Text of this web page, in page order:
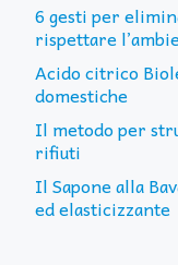
6 gesti per
rispettare
Acido citrico
domestiche
Il metodo per
rifiuti
Il Sapone alla
ed elasticizzante